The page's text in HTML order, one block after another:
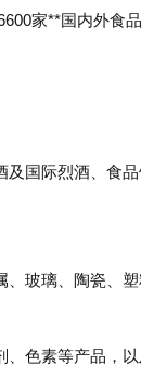
家**国内外食
国际烈酒、食
玻璃、陶瓷、塑
色素等产品，以